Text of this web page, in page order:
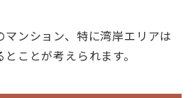
マンション、特に湾岸エリアは
ことが考えられます。